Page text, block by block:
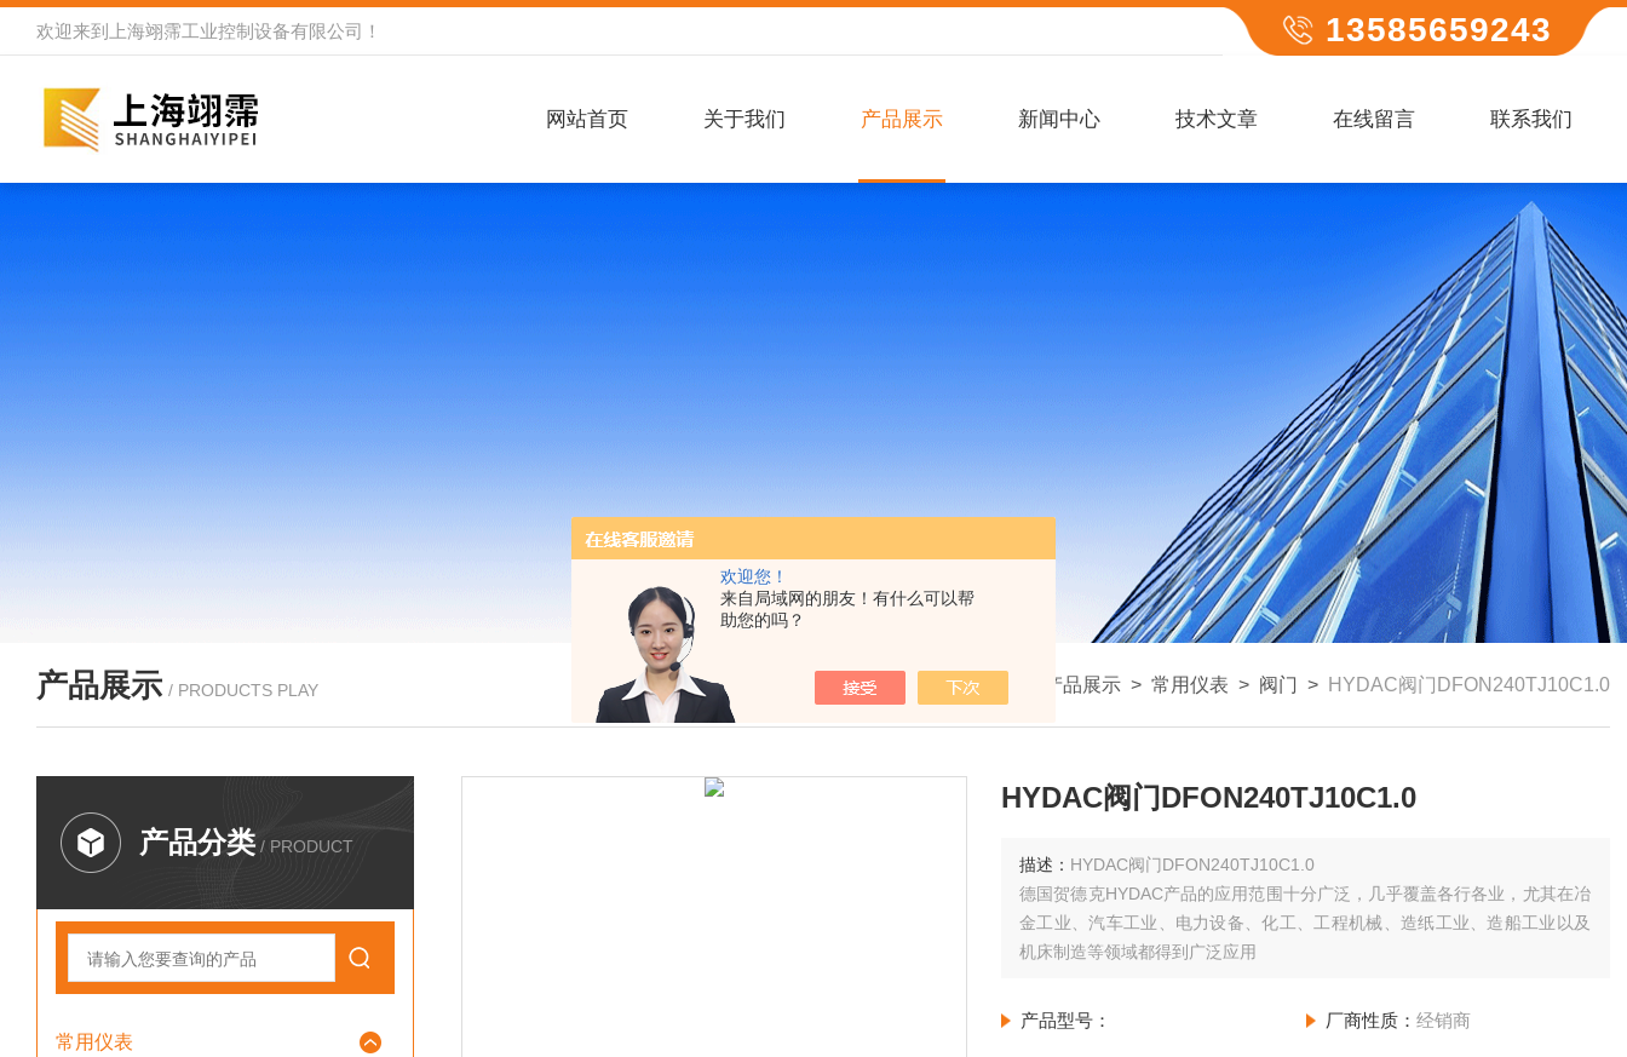
欢迎您！
来自局域网的朋友！有什么可以帮
助您的吗？
欢迎来到 上海翊霈工业控制设备有限公司 ！ 13585659243
网站首页 关于我们 产品展示 新闻中心 技术文章 在线留言 联系我们
产品展示 / PRODUCTS PLAY 我的位置：首页 产品展示 > 常用仪表 > 阀门 > HYDAC阀门DFON240TJ10C1.0
产品分类 / PRODUCT
常用仪表
HYDAC阀门DFON240TJ10C1.0
描述： HYDAC阀门DFON240TJ10C1.0
德国贺德克HYDAC产品的应用范围十分广泛，几乎覆盖各行各业，尤其在冶
金工业、汽车工业、电力设备、化工、工程机械、造纸工业、造船工业以及
机床制造等领域都得到广泛应用
产品型号： 厂商性质： 经销商